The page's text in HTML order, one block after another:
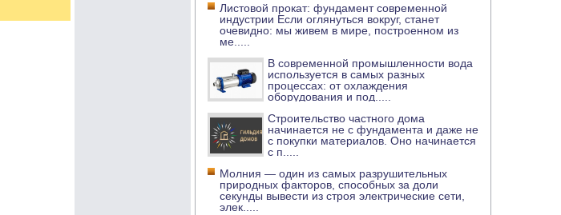
Листовой прокат: фундамент современной
индустрии Если оглянуться вокруг, станет
очевидно: мы живем в мире, построенном из
ме
В современной промышленности вода
используется в самых разных
процессах: от охлаждения
оборудования и под
Строительство частного дома
начинается не с фундамента и даже не
с покупки материалов. Оно начинается
с п
Молния — один из самых разрушительных
природных факторов, способных за доли
секунды вывести из строя электрические сети,
элек